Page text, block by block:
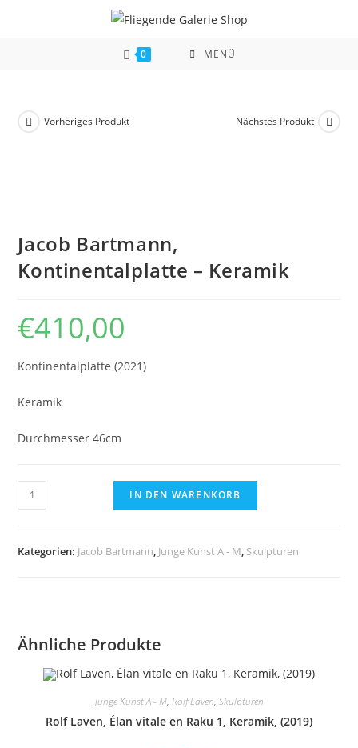
0 MENÜ
Vorheriges Produkt Nächstes Produkt
Jacob Bartmann,
Kontinentalplatte – Keramik
€410,00
Kontinentalplatte (2021)
Keramik
Durchmesser 46cm
Jacob
Bartmann,
-
IN DEN WARENKORB
Kategorien: Jacob Bartmann, Junge Kunst A - M, Skulpturen
Ähnliche Produkte
Junge Kunst A - M, Rolf Laven, Skulpturen
Rolf Laven, Élan vitale en Raku 1, Keramik, (2019)